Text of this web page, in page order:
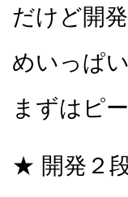
だけど開
めいっぱ
まずはピ
★ 開発２